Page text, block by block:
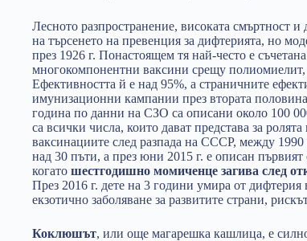
Лесното разпространение, високата смъртност
на търсенето на превенция за дифтерията, но
през 1926 г. Понастоящем тя най-често е
многокомпонентни ваксини срещу
Ефективността й е над 95%, а страничните
имунизационни кампании през втората
година по данни на СЗО са описани около 100
са всички числа, които дават представа за
ваксинациите след разпада на СССР, между 1990
над 30 пъти, а през юни 2015 г. е описан
когато шестгодишно момиченце загива след
През 2016 г. дете на 3 години умира от
екзотично заболяване за развитите страни,
Коклюшът, или още магарешка кашлица, е